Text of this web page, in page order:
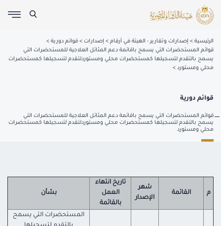
الرئيسية إصدارات وتقارير - الهيئة في أرقام إصدارات
قوائم دورية
قوائم المستحضرات التي يسمح باقائمة دعم المثائل العلاجية للمستحضرات التي
يسمح بالتقدم لتسجيلها كمستحضرات محلي ومستوردلتقدم لتسجيلها كمستحضرات
محلي ومستورد
قوائم دورية
قوائم المستحضرات التي يسمح باقائمة دعم المثائل العلاجية للمستحضرات التي
يسمح بالتقدم لتسجيلها كمستحضرات محلي ومستوردلتقدم لتسجيلها كمستحضرات
محلي ومستورد
م القائمة
شهر
الإصدار
تاريخ انتهاء
العمل
بالقائمة
بشأن
المستحضرات التي يسمح